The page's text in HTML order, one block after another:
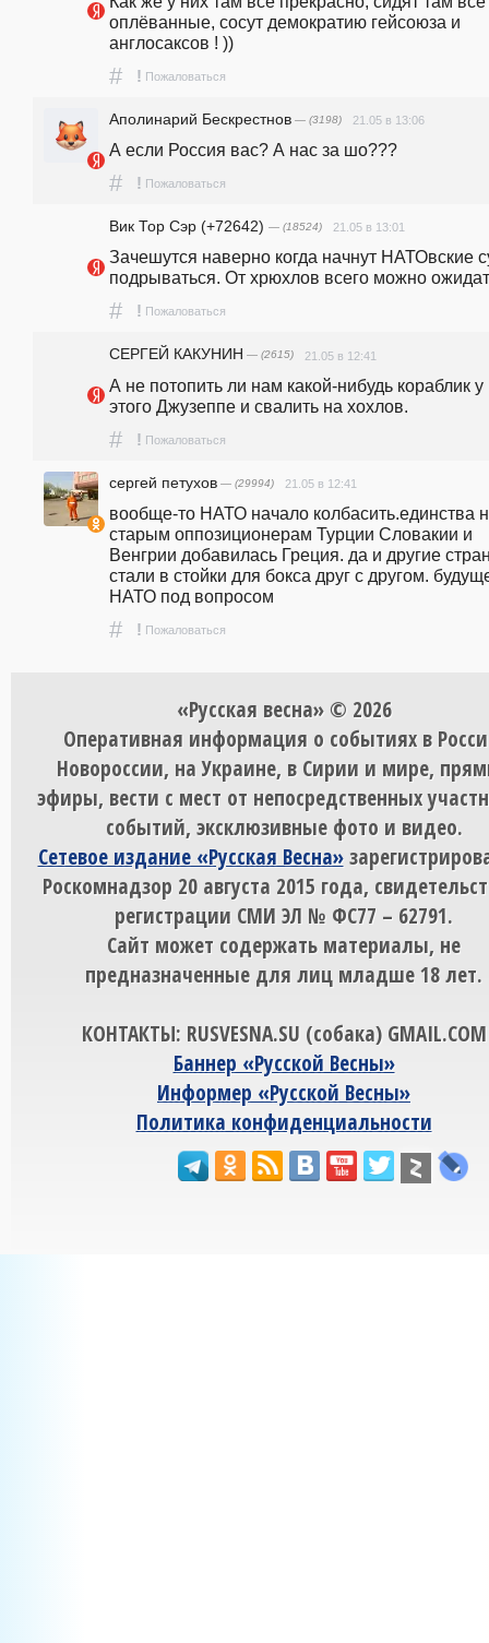
оплёванные, сосут демократию гейсоюза и
англосаксов ! ))
# ! Пожаловаться
Аполинарий Бескрестнов — (3198) 21.05 в 13:06
А если Россия вас? А нас за шо???
# ! Пожаловаться
Вик Тор Сэр (+72642) — (18524) 21.05 в 13:01
Зачешутся наверно когда начнут НАТОвские
подрываться. От хрюхлов всего можно
# ! Пожаловаться
СЕРГЕЙ КАКУНИН — (2615) 21.05 в 12:41
А не потопить ли нам какой-нибудь кораблик у
этого Джузеппе и свалить на хохлов.
# ! Пожаловаться
сергей петухов — (29994) 21.05 в 12:41
вообще-то НАТО начало колбасить.единства
старым оппозиционерам Турции Словакии и
Венгрии добавилась Греция. да и другие
стали в стойки для бокса друг с другом.
НАТО под вопросом
# ! Пожаловаться
«Русская весна» © 2026
Оперативная информация о событиях в
Новороссии, на Украине, в Сирии и мире,
эфиры, вести с мест от непосредственных
событий, эксклюзивные фото и видео.
Сетевое издание «Русская Весна»
Роскомнадзор 20 августа 2015 года,
регистрации СМИ ЭЛ № ФС77 – 62791.
Сайт может содержать материалы, не
предназначенные для лиц младше 18 лет.
КОНТАКТЫ: RUSVESNA.SU (собака) GMAIL.COM
Баннер «Русской Весны»
Информер «Русской Весны»
Политика конфиденциальности